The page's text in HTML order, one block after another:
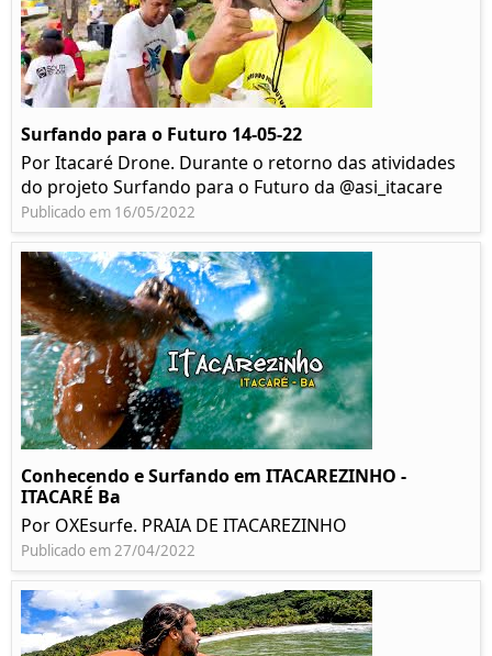
Surfando para o Futuro 14-05-22
Por Itacaré Drone. Durante o retorno das atividades
do projeto Surfando para o Futuro da @asi_itacare
Publicado em 16/05/2022
Conhecendo e Surfando em ITACAREZINHO -
ITACARÉ Ba
Por OXEsurfe. PRAIA DE ITACAREZINHO
Publicado em 27/04/2022